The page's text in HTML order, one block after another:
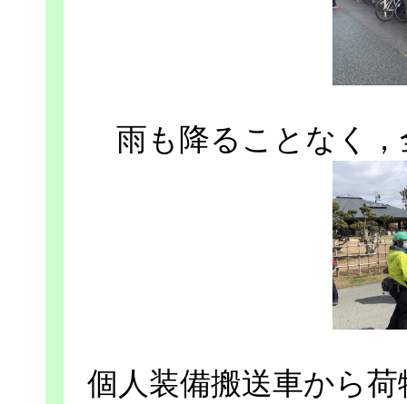
雨も降ることなく
個人装備搬送車から